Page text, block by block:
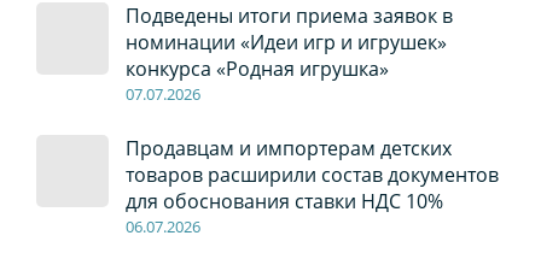
Подведены итоги приема заявок в
номинации «Идеи игр и игрушек»
конкурса «Родная игрушка»
07.07.2026
Продавцам и импортерам детских
товаров расширили состав документов
для обоснования ставки НДС 10%
06.07.2026